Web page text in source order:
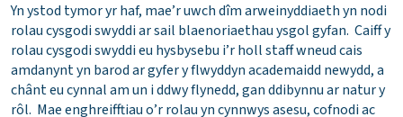
Yn ystod tymor yr haf, mae’r uwch dîm arweinyddiaeth yn nodi
rolau cysgodi swyddi ar sail blaenoriaethau ysgol gyfan. Caiff y
rolau cysgodi swyddi eu hysbysebu i’r holl staff wneud cais
amdanynt yn barod ar gyfer y flwyddyn academaidd newydd, a
chânt eu cynnal am un i ddwy flynedd, gan ddibynnu ar natur y
rôl. Mae enghreifftiau o’r rolau yn cynnwys asesu, cofnodi ac